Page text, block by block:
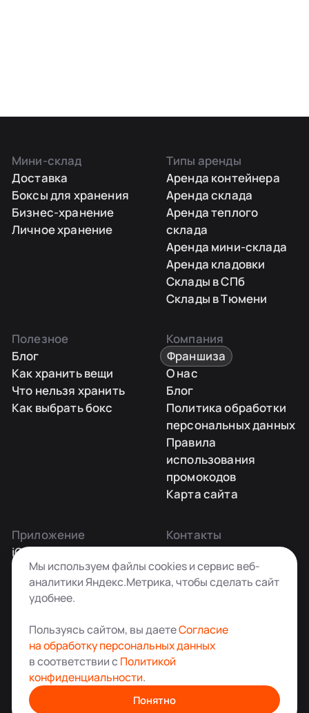
Мини-склад
Доставка
Боксы для хранения
Бизнес-хранение
Личное хранение
Типы аренды
Аренда контейнера
Аренда склада
Аренда теплого
склада
Аренда мини-склада
Аренда кладовки
Склады в СПб
Склады в Тюмени
Полезное
Блог
Как хранить вещи
Что нельзя хранить
Как выбрать бокс
Компания
Франшиза
О нас
Блог
Политика обработки
персональных данных
Правила
использования
промокодов
Карта сайта
Приложение
iOS
Android
Контакты
Заказать звонок
+7 495 181-55-45
info@kladovkin.ru
Аренда склада для хранения вещей в Москве
© ООО «Кладовкин» 2026. Все права защищены
Мы используем файлы cookies и сервис веб-
аналитики Яндекс.Метрика, чтобы сделать сайт
удобнее.
Пользуясь сайтом, вы даетеСогласие
на обработку персональных данных
в соответствии с Политикой
конфиденциальности.
Понятно